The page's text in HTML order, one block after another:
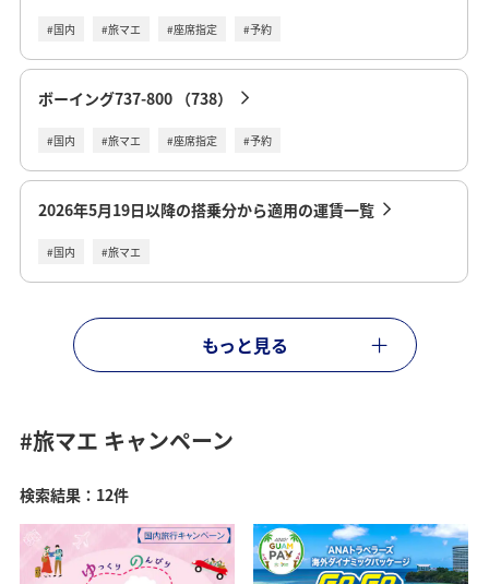
#国内 #旅マエ #座席指定 #予約
ボーイング737-800 （738）
#国内 #旅マエ #座席指定 #予約
2026年5月19日以降の搭乗分から適用の運賃一覧
#国内 #旅マエ
もっと見る
#旅マエ キャンペーン
検索結果：12件